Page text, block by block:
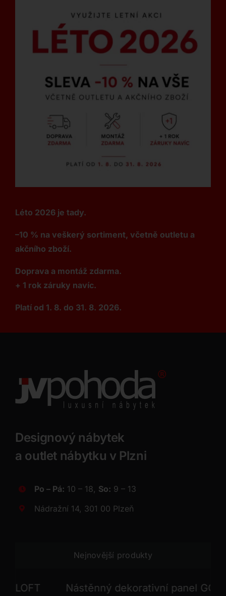
Léto 2026 je tady.
–10 % na veškerý sortiment, včetně outletu a
akčního zboží.
Doprava a montáž zdarma.
+ 1 rok záruky navíc.
Platí od 1. 8. do 31. 8. 2026.
Designový nábytek
a outlet nábytku v Plzni
Po – Pá: 10 – 18, So: 9 – 13
Nádražní 14, 301 00 Plzeň
Nejnovější produkty
Nástěnný dekorativní panel GONG